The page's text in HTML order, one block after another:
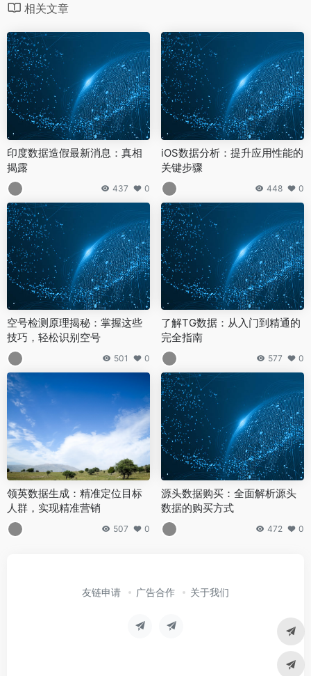
相关文章
印度数据造假最新消息：真相
揭露
437 0
iOS数据分析：提升应用性能的
关键步骤
448 0
空号检测原理揭秘：掌握这些
技巧，轻松识别空号
501 0
了解TG数据：从入门到精通的
完全指南
577 0
领英数据生成：精准定位目标
人群，实现精准营销
507 0
源头数据购买：全面解析源头
数据的购买方式
472 0
友链申请 广告合作 关于我们